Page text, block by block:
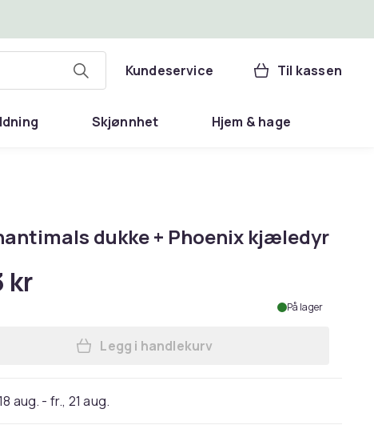
Kundeservice Til kassen
Skjønnhet Hjem & hage
dukke + Phoenix kjæledyr
kr
På lager
Legg Enchantimals dukke +
Legg i handlekurv
aug. - fr., 21 aug.